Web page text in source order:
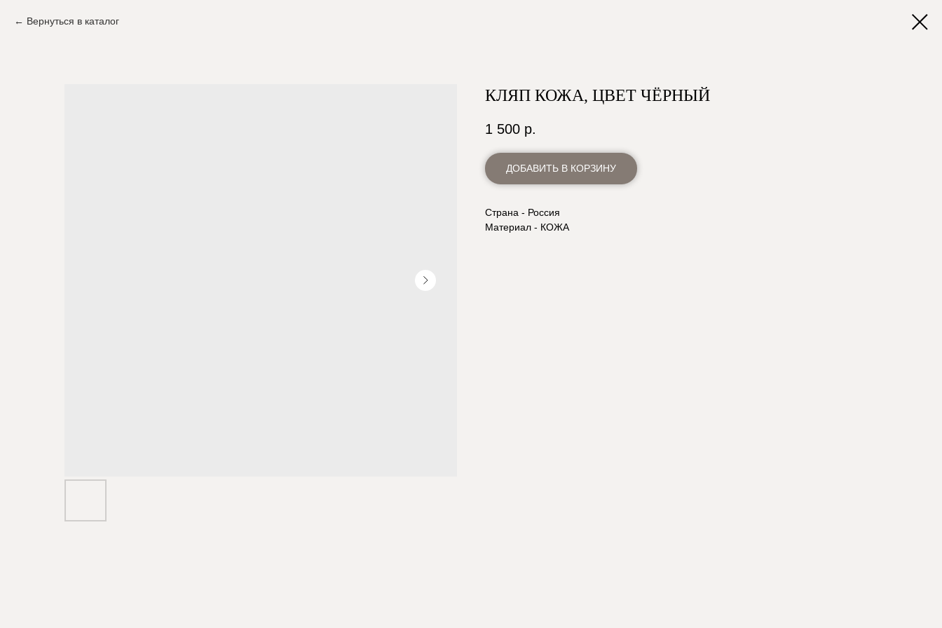
Вернуться в каталог
КЛЯП КОЖА, ЦВЕТ ЧЁРНЫЙ
1 500 р.
ДОБАВИТЬ В КОРЗИНУ
Страна - Россия
Материал - КОЖА